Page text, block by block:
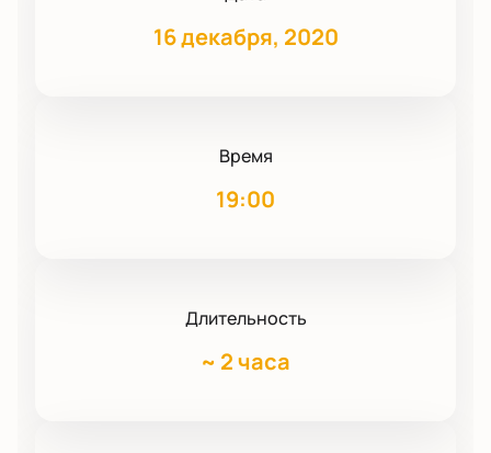
16 декабря, 2020
Время
19:00
Длительность
~ 2 часа